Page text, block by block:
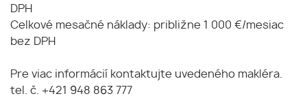
DPH
Celkové mesačné náklady: približne 1 000 €/mesiac
bez DPH
Pre viac informácií kontaktujte uvedeného makléra.
tel. č. +421 948 863 777